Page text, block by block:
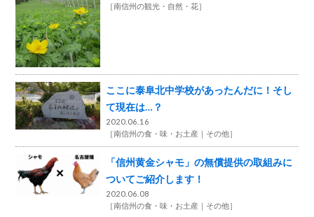
［南信州の観光・自然・花］
ここに泰阜北中学校があったんだに！そし
て現在は…？
2020.06.16
［南信州の食・味・お土産 その他］
「信州黄金シャモ」の無償提供の取組みに
ついてご紹介します！
2020.06.08
［南信州の食・味・お土産 その他］